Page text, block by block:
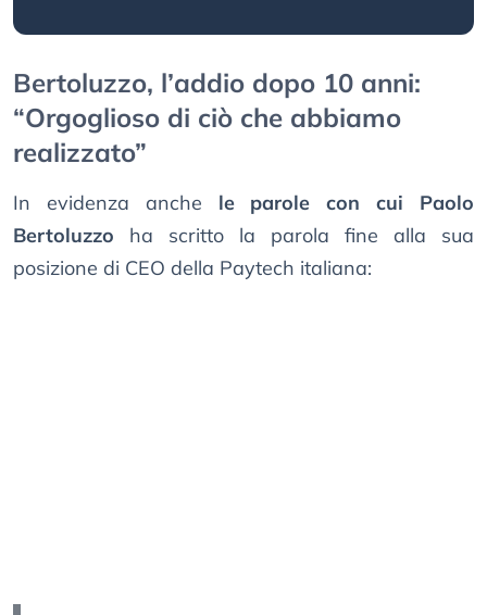
Bertoluzzo, l’addio dopo 10 anni:
“Orgoglioso di ciò che abbiamo
realizzato”
In evidenza anche le parole con cui Paolo
Bertoluzzo ha scritto la parola fine alla sua
posizione di CEO della Paytech italiana: